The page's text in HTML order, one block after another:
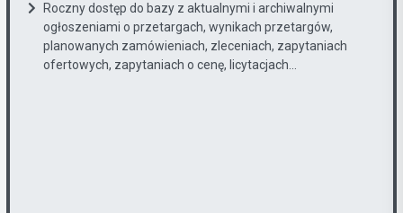
Roczny dostęp do bazy z aktualnymi i archiwalnymi
ogłoszeniami o przetargach, wynikach przetargów,
planowanych zamówieniach, zleceniach, zapytaniach
ofertowych, zapytaniach o cenę, licytacjach...